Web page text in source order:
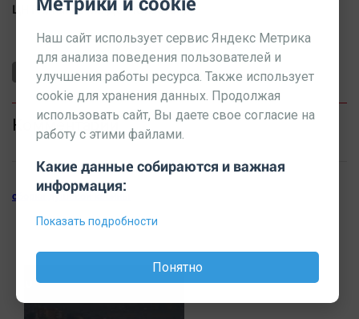
ЦНТИ, напротив ДС «Юность»).
Комментарии
сборка душевой кабины
Наш сайт использует сервис Яндекс Метрика
для анализа поведения пользователей и
улучшения работы ресурса. Также использует
cookie для хранения данных. Продолжая
использовать сайт, Вы даете свое согласие на
работу с этими файлами.
Какие данные собираются и важная
информация:
Показать подробности
Понятно